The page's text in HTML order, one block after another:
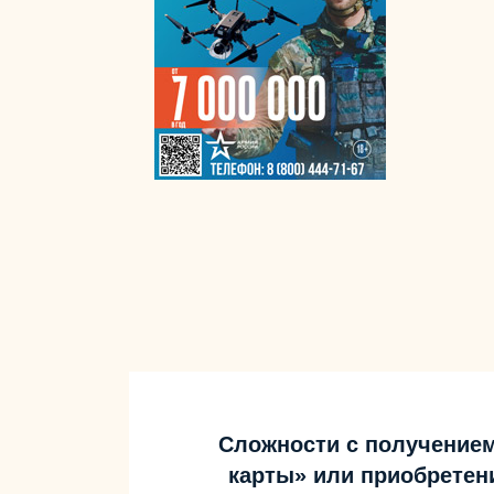
Сложности с
карты» или